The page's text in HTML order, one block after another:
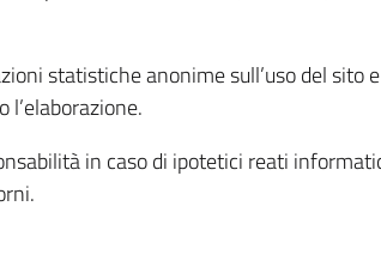
statistiche anonime sull’uso del
in caso di ipotetici reati